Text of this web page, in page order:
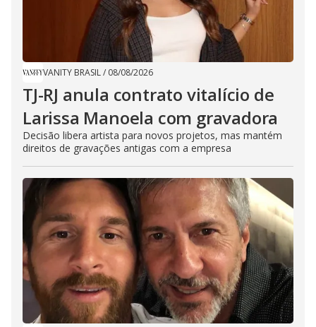
VANITY BRASIL/ 08/08/2026
TJ-RJ anula contrato vitalício de
Larissa Manoela com gravadora
Decisão libera artista para novos projetos, mas mantém
direitos de gravações antigas com a empresa